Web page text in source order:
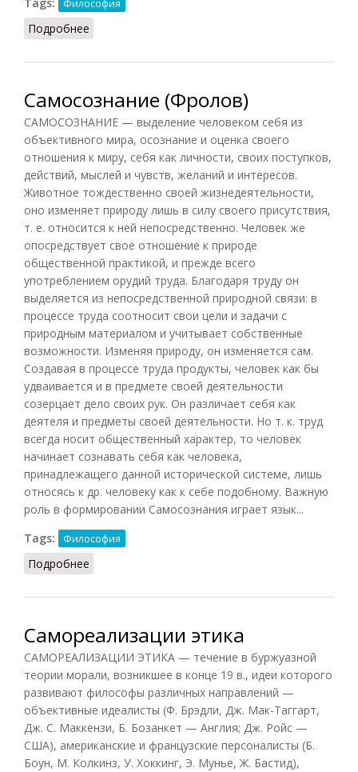
Философия
Подробнее
Самосознание (Фролов)
САМОСОЗНАНИЕ — выделение человеком себя из
объективного мира, осознание и оценка своего
отношения к миру, себя как личности, своих поступков,
действий, мыслей и чувств, желаний и интересов.
Животное тождественно своей жизнедеятельности,
оно изменяет природу лишь в силу своего присутствия,
т. е. относится к ней непосредственно. Человек же
опосредствует свое отношение к природе
общественной практикой, и прежде всего
употреблением орудий труда. Благодаря труду он
выделяется из непосредственной природной связи: в
процессе труда соотносит свои цели и задачи с
природным материалом и учитывает собственные
возможности. Изменяя природу, он изменяется сам.
Создавая в процессе труда продукты, человек как бы
удваивается и в предмете своей деятельности
созерцает дело своих рук. Он различает себя как
деятеля и предметы своей деятельности. Но т. к. труд
всегда носит общественный характер, то человек
начинает сознавать себя как человека,
принадлежащего данной исторической системе, лишь
относясь к др. человеку как к себе подобному. Важную
роль в формировании Самосознания играет язык...
Tags:
Философия
Подробнее
Самореализации этика
САМОРЕАЛИЗАЦИИ ЭТИКА — течение в буржуазной
теории морали, возникшее в конце 19 в., идеи которого
развивают философы различных направлений —
объективные идеалисты (Ф. Брэдли, Дж. Мак-Таггарт,
Дж. С. Маккензи, Б. Бозанкет — Англия; Дж. Ройс —
США), американские и французские персоналисты (Б.
Боун, М. Колкинз, У. Хоккинг, Э. Мунье, Ж. Бастид),